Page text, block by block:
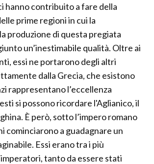
hanno contribuito a fare della
prime regioni in cui la
produzione di questa pregiata
un’inestimabile qualità. Oltre ai
essi ne portarono degli altri
dalla Grecia, che esistono
rappresentano l’eccellenza
si possono ricordare l'Aglianico, il
È però, sotto l’impero romano
cominciarono a guadagnare un
Essi erano tra i più
tanto da essere stati